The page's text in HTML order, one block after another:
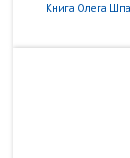
Книга Олега